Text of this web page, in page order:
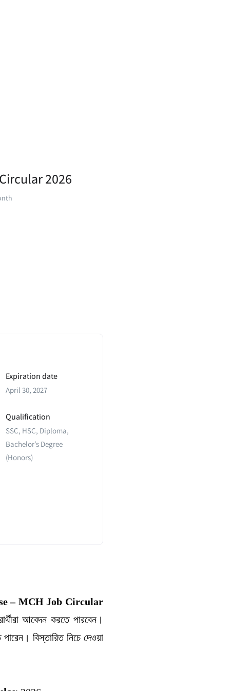
Circular 2026
Expiration date
April 30, 2027
Qualification
SSC, HSC, Diploma,
Bachelor’s Degree
(Honors)
– MCH Job Circular
আবেদন করতে পারবেন।
বিস্তারিত নিচে দেওয়া